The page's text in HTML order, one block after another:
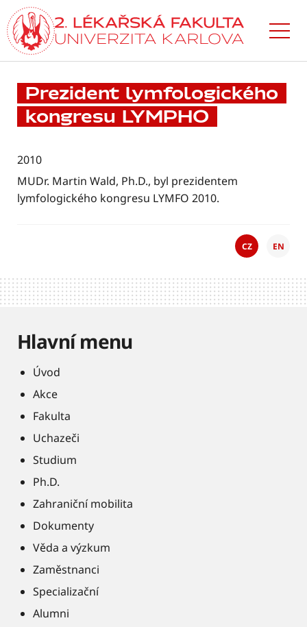
Přejít
k hlavnímu
obsahu
Prezident lymfologického
kongresu LYMPHO
2010
MUDr. Martin Wald, Ph.D., byl prezidentem
lymfologického kongresu LYMFO 2010.
CZ EN
Hlavní menu
Úvod
Akce
Fakulta
Uchazeči
Studium
Ph.D.
Zahraniční mobilita
Dokumenty
Věda a výzkum
Zaměstnanci
Specializační
Alumni